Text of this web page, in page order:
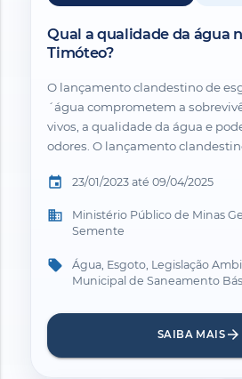
Qual a qualidade da água
Timóteo?
O lançamento clandestino de
´água comprometem a
vivos, a qualidade da água e
odores. O lançamento
event 23/01/2023 até 09/04/2025
business
Ministério Público de Minas
Semente
local_offer
Água, Esgoto, Legislação
Municipal de Saneamento
SAIBA MAIS arrow_forward